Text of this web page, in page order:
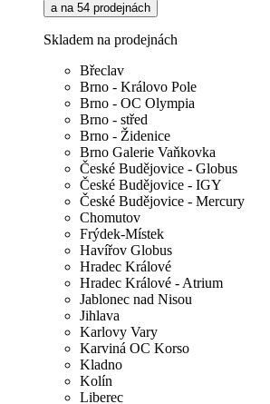
a na 54 prodejnách
Skladem na prodejnách
Břeclav
Brno - Královo Pole
Brno - OC Olympia
Brno - střed
Brno - Židenice
Brno Galerie Vaňkovka
České Budějovice - Globus
České Budějovice - IGY
České Budějovice - Mercury
Chomutov
Frýdek-Místek
Havířov Globus
Hradec Králové
Hradec Králové - Atrium
Jablonec nad Nisou
Jihlava
Karlovy Vary
Karviná OC Korso
Kladno
Kolín
Liberec